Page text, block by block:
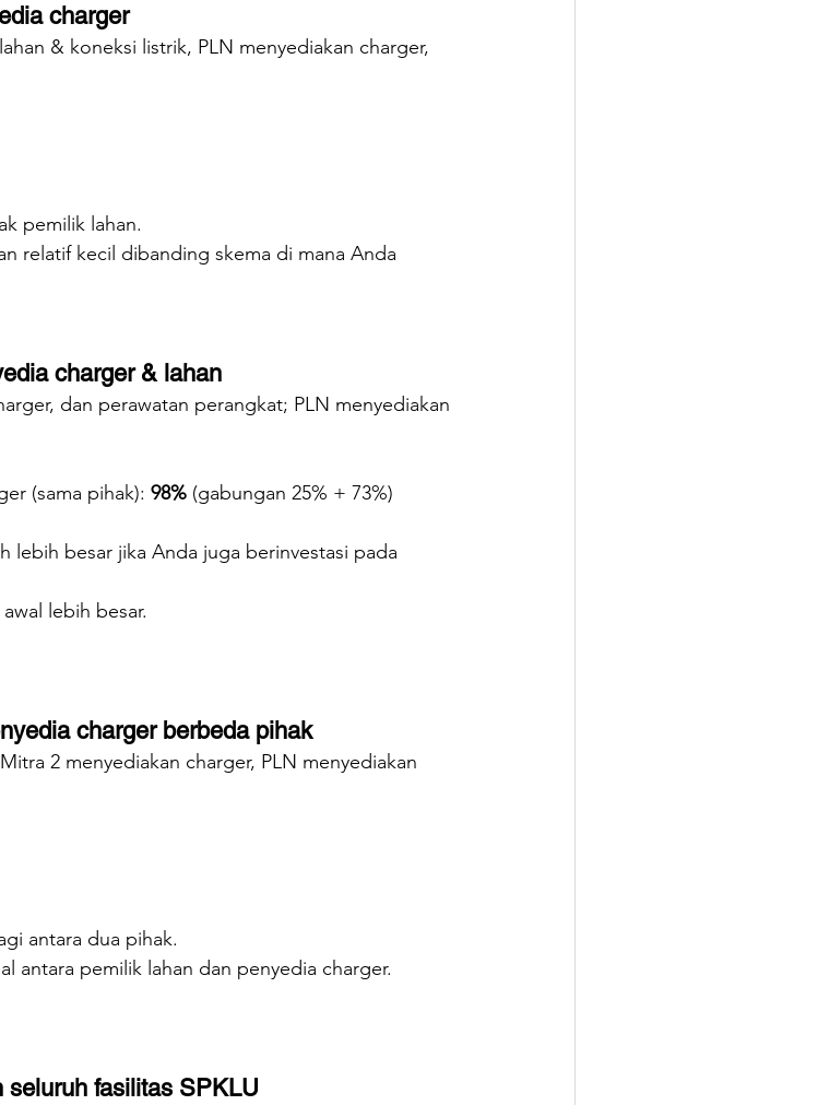
charger
& koneksi listrik, PLN menyediakan charger,
pemilik lahan.
relatif kecil dibanding skema di mana Anda
charger & lahan
dan perawatan perangkat; PLN menyediakan
(sama pihak): 98% (gabungan 25% + 73%)
lebih besar jika Anda juga berinvestasi pada
lebih besar.
charger berbeda pihak
2 menyediakan charger, PLN menyediakan
antara dua pihak.
antara pemilik lahan dan penyedia charger.
seluruh fasilitas SPKLU